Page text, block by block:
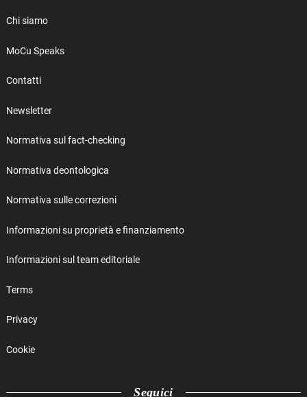
Chi siamo
MoCu Speaks
Contatti
Newsletter
Normativa sul fact-checking
Normativa deontologica
Normativa sulle correzioni
Informazioni su proprietà e finanziamento
Informazioni sul team editoriale
Terms
Privacy
Cookie
Seguici